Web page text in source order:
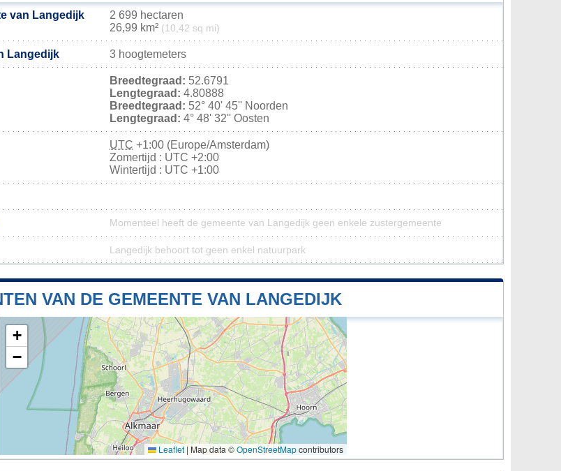
van Langedijk
2 699 hectaren
26,99 km² (10,42 sq mi)
Langedijk 3 hoogtemeters
Breedtegraad: 52.6791
Lengtegraad: 4.80888
Breedtegraad: 52° 40' 45'' Noorden
Lengtegraad: 4° 48' 32'' Oosten
UTC +1:00 (Europe/Amsterdam)
Zomertijd : UTC +2:00
Wintertijd : UTC +1:00
Momenteel heeft de gemeente van Langedijk geen enkele zustergemeente
Langedijk behoort tot geen enkel natuurpark
VAN DE GEMEENTE VAN LANGEDIJK
+
−
Leaflet | Map data ©OpenStreetMapcontributors